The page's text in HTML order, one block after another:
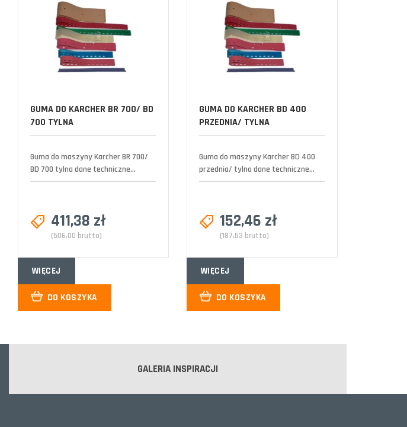
GUMA DO KARCHER BR 700/ BD
700 TYLNA
Guma do maszyny Karcher BR 700/
BD 700 tylna dane techniczne...
411,38 zł
(506,00 brutto)
WIĘCEJ
DO KOSZYKA
GUMA DO KARCHER BD 400
PRZEDNIA/ TYLNA
Guma do maszyny Karcher BD 400
przednia/ tylna dane techniczne...
152,46 zł
(187,53 brutto)
WIĘCEJ
DO KOSZYKA
GALERIA INSPIRACJI